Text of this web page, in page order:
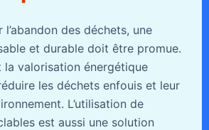
des déchets, une
et durable doit être promue.
valorisation énergétique
les déchets enfouis et leur
L’utilisation de
est aussi une solution